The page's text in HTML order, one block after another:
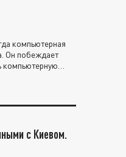
компьютерная
Он побеждает
компьютерную
с Киевом.